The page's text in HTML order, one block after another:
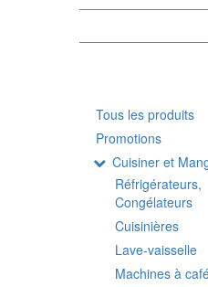
Tous les produits
Promotions
Cuisiner et
Réfrigérateurs,
Congélateurs
Cuisinières
Lave-vaisselle
Machines à